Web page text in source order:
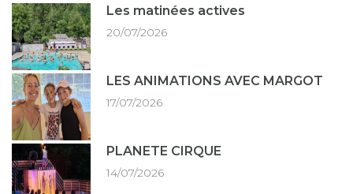
Les matinées actives
20/07/2026
LES ANIMATIONS AVEC MARGOT
17/07/2026
PLANETE CIRQUE
14/07/2026